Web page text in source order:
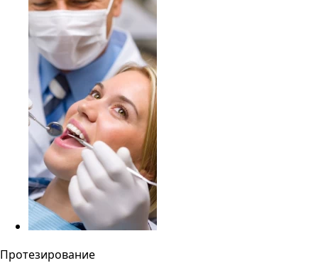
Протезирование